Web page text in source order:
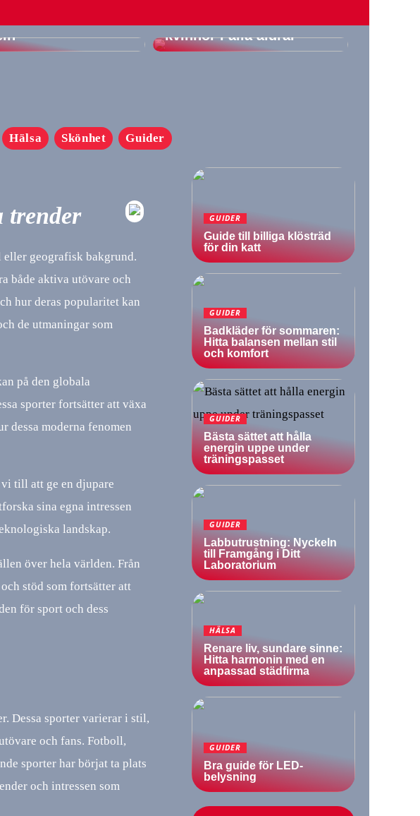
kvinnor i alla åldrar
Hälsa Skönhet Guider
trender
geografisk bakgrund.
både aktiva utövare och
hur deras popularitet kan
de utmaningar som
på den globala
sporter fortsätter att växa
dessa moderna fenomen
till att ge en djupare
sina egna intressen
landskap.
över hela världen. Från
stöd som fortsätter att
för sport och dess
Dessa sporter varierar i stil,
och fans. Fotboll,
sporter har börjat ta plats
och intressen som
GUIDER
Guide till billiga klösträd
för din katt
GUIDER
Badkläder för sommaren:
Hitta balansen mellan stil
och komfort
GUIDER
Bästa sättet att hålla
energin uppe under
träningspasset
GUIDER
Labbutrustning: Nyckeln
till Framgång i Ditt
Laboratorium
HÄLSA
Renare liv, sundare sinne:
Hitta harmonin med en
anpassad städfirma
GUIDER
Bra guide för LED-
belysning